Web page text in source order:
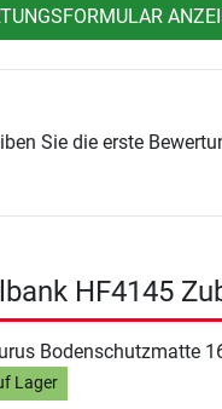
Sie die erste
HF4145
Bodenschutzmatte
Lager